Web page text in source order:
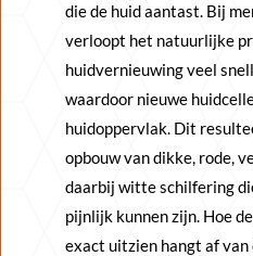
die de huid aantast. Bij
verloopt het natuurlijke
huidvernieuwing veel
waardoor nieuwe
huidoppervlak. Dit
opbouw van dikke, rode,
daarbij witte schilfering
pijnlijk kunnen zijn. Hoe
exact uitzien hangt af van